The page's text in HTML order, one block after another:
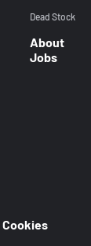
Dead Stock
About
Jobs
Cookies